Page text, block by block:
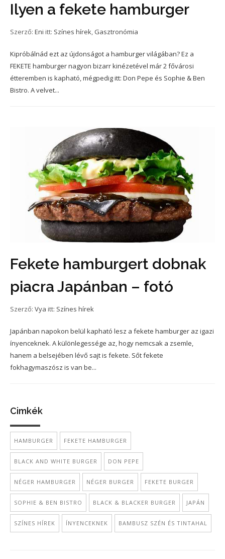
Ilyen a fekete hamburger
Szerző: Eni itt: Színes hírek, Gasztronómia
Kipróbálnád ezt az újdonságot a hamburger világában? Ez a
FEKETE hamburger nagyon bizarr kinézetével már 2 fővárosi
étteremben is kapható, mégpedig itt: Don Pepe és Sophie & Ben
Bistro. A velvet...
Fekete hamburgert dobnak
piacra Japánban – fotó
Szerző: Vya itt: Színes hírek
Japánban napokon belül kapható lesz a fekete hamburger az igazi
ínyenceknek. A különlegessége az, hogy nemcsak a zsemle,
hanem a belsejében lévő sajt is fekete. Sőt fekete
fokhagymaszósz is van be...
Cimkék
HAMBURGER FEKETE HAMBURGER
BLACK AND WHITE BURGER DON PEPE
NÉGER HAMBURGER NÉGER BURGER FEKETE BURGER
SOPHIE & BEN BISTRO BLACK & BLACKER BURGER JAPÁN
SZÍNES HÍREK ÍNYENCEKNEK BAMBUSZ SZÉN ÉS TINTAHAL